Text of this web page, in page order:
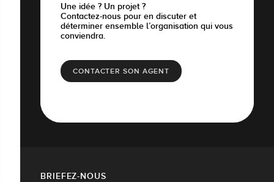
Une idée ? Un projet ?
Contactez-nous pour en discuter et
déterminer ensemble l’organisation qui vous
conviendra.
CONTACTER SON AGENT
BRIEFEZ-NOUS